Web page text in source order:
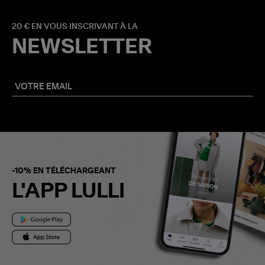
20 € EN VOUS INSCRIVANT À LA
NEWSLETTER
-10% EN TÉLÉCHARGEANT
L'APP LULLI